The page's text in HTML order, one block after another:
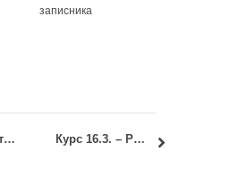
записника
Курс 23.1. – Стручна пракса: Додела упута за праксу Курс 16.3. – Регулатива: Нови термин другог колоквијума